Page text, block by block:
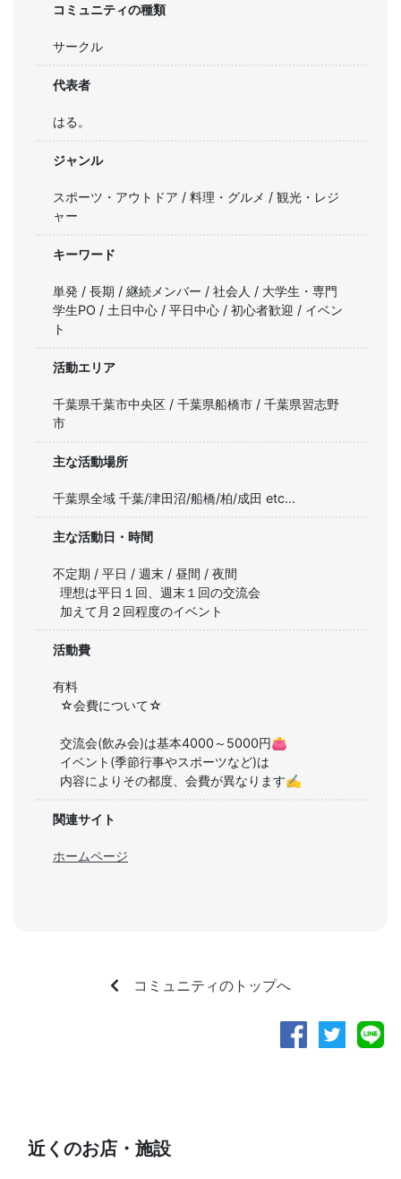
コミュニティの種類
サークル
代表者
はる。
ジャンル
スポーツ・アウトドア / 料理・グルメ / 観光・レジ
ャー
キーワード
単発 / 長期 / 継続メンバー / 社会人 / 大学生・専門
学生PO / 土日中心 / 平日中心 / 初心者歓迎 / イベン
ト
活動エリア
千葉県千葉市中央区 / 千葉県船橋市 / 千葉県習志野
市
主な活動場所
千葉県全域 千葉/津田沼/船橋/柏/成田 etc...
主な活動日・時間
不定期 / 平日 / 週末 / 昼間 / 夜間
理想は平日１回、週末１回の交流会
加えて月２回程度のイベント
活動費
有料
☆会費について☆
交流会(飲み会)は基本4000～5000円👛
イベント(季節行事やスポーツなど)は
内容によりその都度、会費が異なります✍
関連サイト
ホームページ
コミュニティのトップへ
近くのお店・施設